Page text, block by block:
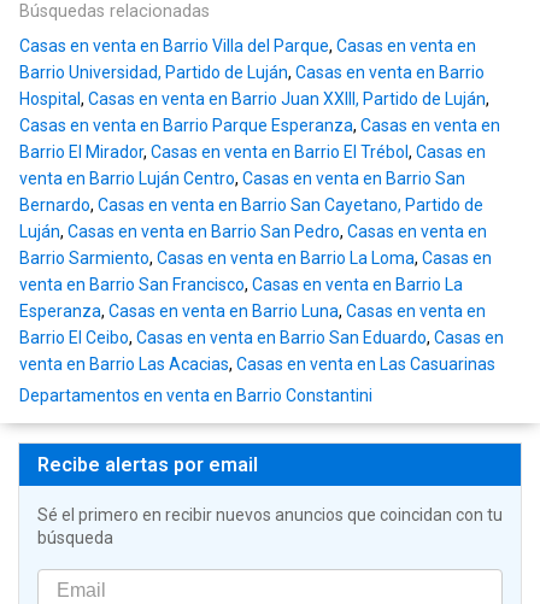
Búsquedas relacionadas
Casas en venta en Barrio Villa del Parque, Casas en venta en
Barrio Universidad, Partido de Luján, Casas en venta en Barrio
Hospital, Casas en venta en Barrio Juan XXIII, Partido de Luján,
Casas en venta en Barrio Parque Esperanza, Casas en venta en
Barrio El Mirador, Casas en venta en Barrio El Trébol , Casas en
venta en Barrio Luján Centro, Casas en venta en Barrio San
Bernardo, Casas en venta en Barrio San Cayetano, Partido de
Luján, Casas en venta en Barrio San Pedro, Casas en venta en
Barrio Sarmiento, Casas en venta en Barrio La Loma, Casas en
venta en Barrio San Francisco, Casas en venta en Barrio La
Esperanza, Casas en venta en Barrio Luna, Casas en venta en
Barrio El Ceibo, Casas en venta en Barrio San Eduardo, Casas en
venta en Barrio Las Acacias, Casas en venta en Las Casuarinas
Departamentos en venta en Barrio Constantini
Recibe alertas por email
Sé el primero en recibir nuevos anuncios que coincidan con tu
búsqueda